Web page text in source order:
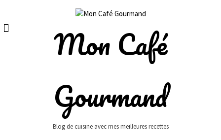
content
Mon Café
Gourmand
Blog de cuisine avec mes meilleures recettes